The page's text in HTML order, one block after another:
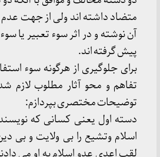
متضاد داشته اند ولی از جهت
آن نوشته و در اثر سوء تعبیر یا
پیش گرفته اند.
برای جلوگیری از هرگونه سوء
تفاهم و محو آثار مطلوب لازم
توضیحات مختصری بپردازم:
دسته اول یعنی کسانی که
اسلام وتشیع را بی ولایت و بی